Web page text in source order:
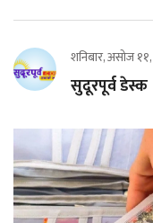
शनिबार, असोज
सुदूरपूर्व डेस्क